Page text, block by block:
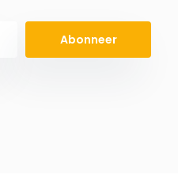
Abonneer